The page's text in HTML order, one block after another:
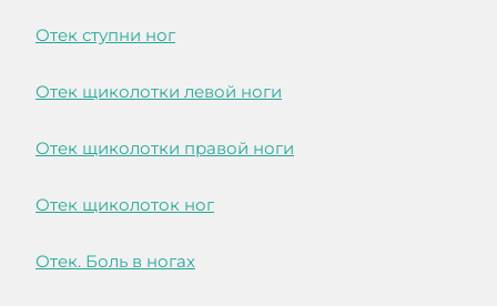
Отек ступни ног
Отек щиколотки левой ноги
Отек щиколотки правой ноги
Отек щиколоток ног
Отек. Боль в ногах